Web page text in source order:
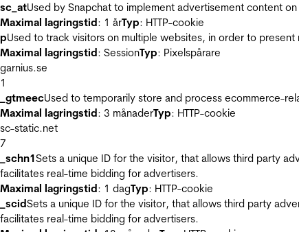
sc_atUsed by Snapchat to implement advertisement content
Maximal lagringstid: 1 årTyp: HTTP-cookie
pUsed to track visitors on multiple websites, in order to
Maximal lagringstid: SessionTyp: Pixelspårare
garnius.se
1
_gtmeecUsed to temporarily store and process ecommerce-
Maximal lagringstid: 3 månaderTyp: HTTP-cookie
sc-static.net
7
_schn1Sets a unique ID for the visitor, that allows third party
facilitates real-time bidding for advertisers.
Maximal lagringstid: 1 dagTyp: HTTP-cookie
_scidSets a unique ID for the visitor, that allows third party
facilitates real-time bidding for advertisers.